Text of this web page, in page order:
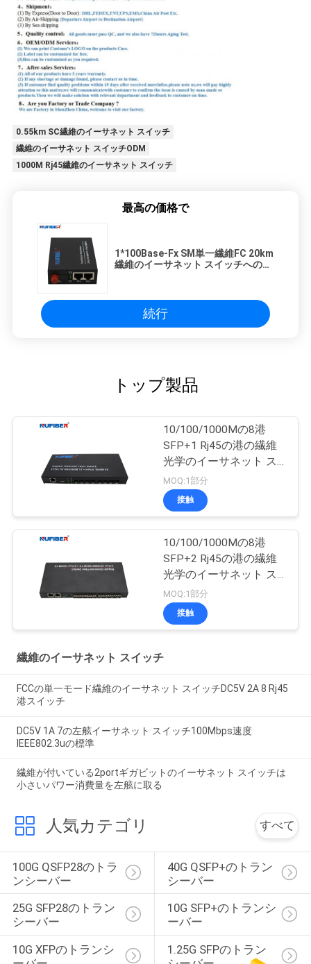
0.55km SC繊維のイーサネット スイッチ
繊維のイーサネット スイッチODM
1000M Rj45繊維のイーサネット スイッチ
最高の価格で
1*100Base-Fx SM単一繊維FC 20km
繊維のイーサネット スイッチへの
続行
トップ製品
10/100/1000Mの8港
SFP+1 Rj45の港の繊維
光学のイーサネット ス
イッチ媒体のコンバータ
ー
MOQ:1部分
接触
10/100/1000Mの8港
SFP+2 Rj45の港の繊維
光学のイーサネット ス
イッチ媒体のコンバータ
ー
MOQ:1部分
接触
繊維のイーサネット スイッチ
FCCの単一モード繊維のイーサネット スイッチDC5V 2A 8 Rj45
港スイッチ
DC5V 1A 7の左舷イーサネット スイッチ100Mbps速度
IEEE802.3uの標準
繊維が付いている2portギガビットのイーサネット スイッチは
小さいパワー消費量を左舷に取る
人気カテゴリ すべて
100G QSFP28のトラ
ンシーバー
40G QSFP+のトラン
シーバー
25G SFP28のトラン
シーバー
10G SFP+のトランシ
ーバー
10G XFPのトランシ
1.25G SFPのトラン